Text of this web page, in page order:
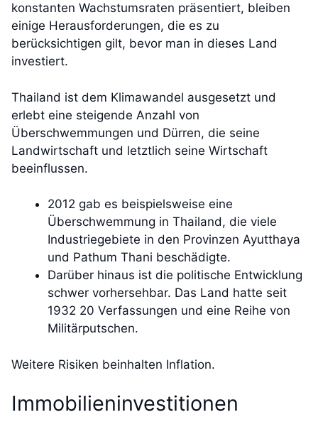
konstanten Wachstumsraten präsentiert, bleiben
einige Herausforderungen, die es zu
berücksichtigen gilt, bevor man in dieses Land
investiert.
Thailand ist dem Klimawandel ausgesetzt und
erlebt eine steigende Anzahl von
Überschwemmungen und Dürren, die seine
Landwirtschaft und letztlich seine Wirtschaft
beeinflussen.
2012 gab es beispielsweise eine
Überschwemmung in Thailand, die viele
Industriegebiete in den Provinzen Ayutthaya
und Pathum Thani beschädigte.
Darüber hinaus ist die politische Entwicklung
schwer vorhersehbar. Das Land hatte seit
1932 20 Verfassungen und eine Reihe von
Militärputschen.
Weitere Risiken beinhalten Inflation.
Immobilieninvestitionen